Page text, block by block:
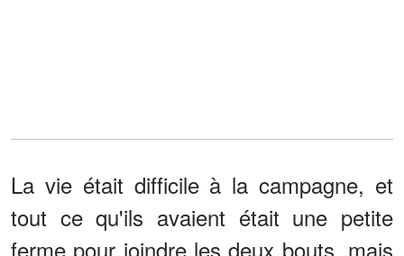
La vie était difficile à la campagne, et
tout ce qu'ils avaient était une petite
ferme pour joindre les deux bouts, mais